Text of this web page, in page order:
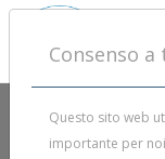
Consenso
Questo sito web
importante per